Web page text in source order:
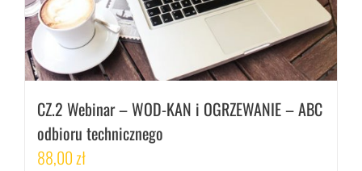
CZ.2 Webinar – WOD-KAN i OGRZEWANIE – ABC
odbioru technicznego
88,00zł